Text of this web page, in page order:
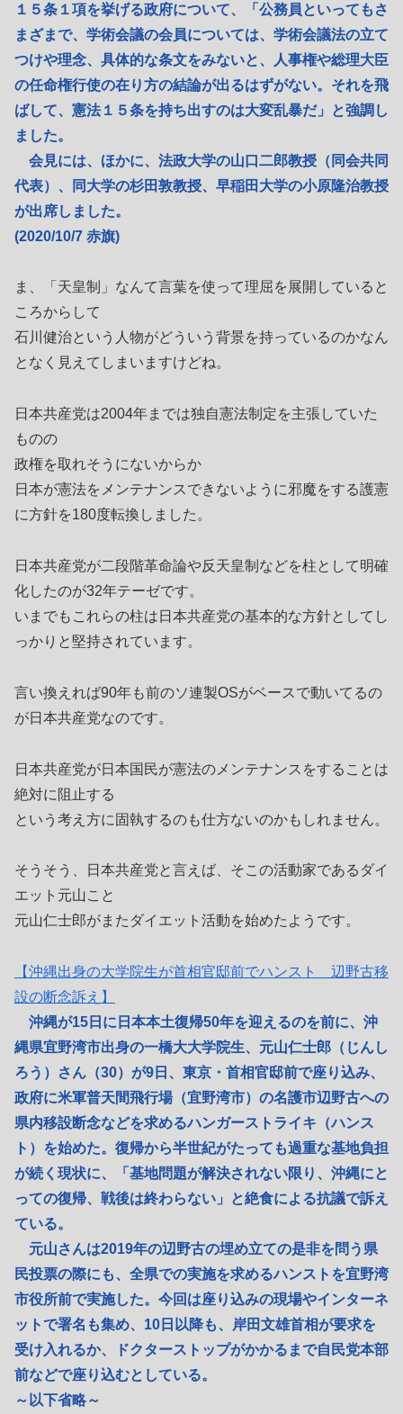
１５条１項を挙げる政府について、「公務員といってもさ
まざまで、学術会議の会員については、学術会議法の立て
つけや理念、具体的な条文をみないと、人事権や総理大臣
の任命権行使の在り方の結論が出るはずがない。それを飛
ばして、憲法１５条を持ち出すのは大変乱暴だ」と強調し
ました。
会見には、ほかに、法政大学の山口二郎教授（同会共同
代表）、同大学の杉田敦教授、早稲田大学の小原隆治教授
が出席しました。
(2020/10/7 赤旗)
ま、「天皇制」なんて言葉を使って理屈を展開していると
ころからして
石川健治という人物がどういう背景を持っているのかなん
となく見えてしまいますけどね。
日本共産党は2004年までは独自憲法制定を主張していた
ものの
政権を取れそうにないからか
日本が憲法をメンテナンスできないように邪魔をする護憲
に方針を180度転換しました。
日本共産党が二段階革命論や反天皇制などを柱として明確
化したのが32年テーゼです。
いまでもこれらの柱は日本共産党の基本的な方針としてし
っかりと堅持されています。
言い換えれば90年も前のソ連製OSがベースで動いてるの
が日本共産党なのです。
日本共産党が日本国民が憲法のメンテナンスをすることは
絶対に阻止する
という考え方に固執するのも仕方ないのかもしれません。
そうそう、日本共産党と言えば、そこの活動家であるダイ
エット元山こと
元山仁士郎がまたダイエット活動を始めたようです。
【沖縄出身の大学院生が首相官邸前でハンスト 辺野古移
設の断念訴え】
沖縄が15日に日本本土復帰50年を迎えるのを前に、沖
縄県宜野湾市出身の一橋大大学院生、元山仁士郎（じんし
ろう）さん（30）が9日、東京・首相官邸前で座り込み、
政府に米軍普天間飛行場（宜野湾市）の名護市辺野古への
県内移設断念などを求めるハンガーストライキ（ハンス
ト）を始めた。復帰から半世紀がたっても過重な基地負担
が続く現状に、「基地問題が解決されない限り、沖縄にと
っての復帰、戦後は終わらない」と絶食による抗議で訴え
ている。
元山さんは2019年の辺野古の埋め立ての是非を問う県
民投票の際にも、全県での実施を求めるハンストを宜野湾
市役所前で実施した。今回は座り込みの現場やインターネ
ットで署名も集め、10日以降も、岸田文雄首相が要求を
受け入れるか、ドクターストップがかかるまで自民党本部
前などで座り込むとしている。
～以下省略～